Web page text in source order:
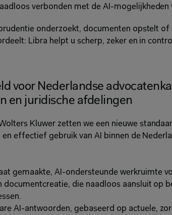
verbonden met de AI-mogelijkheden
onderzoekt, documenten opstelt of
Libra helpt u scherp, zeker en in
voor Nederlandse
en juridische afdelingen
Kluwer zetten we een nieuwe
effectief gebruik van AI binnen de
gemaakte, AI-ondersteunde werkruimte
documentcreatie, die naadloos aansluit op
AI-antwoorden, gebaseerd op actuele,